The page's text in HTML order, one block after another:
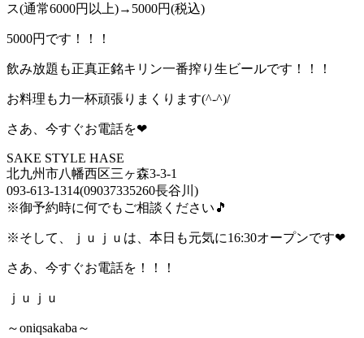
ス(通常6000円以上)→5000円(税込)
5000円です！！！
飲み放題も正真正銘キリン一番搾り生ビールです！！！
お料理も力一杯頑張りまくります(^-^)/
さあ、今すぐお電話を❤
SAKE STYLE HASE
北九州市八幡西区三ヶ森3-3-1
093-613-1314(09037335260長谷川)
※御予約時に何でもご相談ください🎵
※そして、ｊｕｊｕは、本日も元気に16:30オープンです❤
さあ、今すぐお電話を！！！
ｊｕｊｕ
～oniqsakaba～